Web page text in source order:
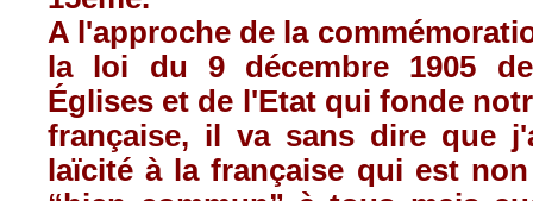
A l'approche de la
la loi du 9 décembre 1905
Églises et de l'Etat qui fonde
française, il va sans dire que
laïcité à la française qui est